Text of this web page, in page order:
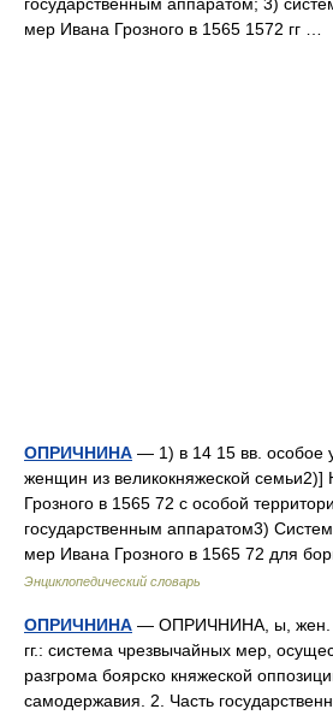
мер Ивана Грозного в 1565 1572 гг …
ОПРИЧНИНА — 1) в 14 15 вв. особое
женщин из великокняжеской семьи2)]
Грозного в 1565 72 с особой
государственным аппаратом3)
мер Ивана Грозного в 1565 72 для
Энциклопедический словарь
ОПРИЧНИНА — ОПРИЧНИНА, ы, жен.
гг.: система чрезвычайных мер,
разгрома боярско княжеской
самодержавия. 2. Часть